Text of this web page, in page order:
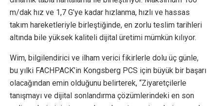
m/dak hız ve 1,7 G’ye kadar hızlanma, hızlı ve hassas
takım hareketleriyle birleştiğinde, en zorlu teslim tarihleri
altında bile yüksek kaliteli dijital üretimi mümkün kılıyor.
Wim, bilgilendirici ve ilham verici fikirlerle dolu üç günle,
bu yılki FACHPACK’in Kongsberg PCS için büyük bir başarı
olacağından emin olduğunu belirterek, “Ziyaretçilerle
tanışmayı ve dijital sonlandırma çözümlerindeki en son